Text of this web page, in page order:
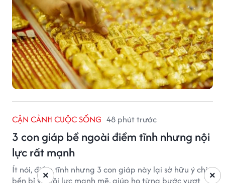
CẬN CẢNH CUỘC SỐNG 48 phút trước
3 con giáp bề ngoài điềm tĩnh nhưng nội
lực rất mạnh
Ít nói, điềm tĩnh nhưng 3 con giáp này lại sở hữu ý chí
bền bỉ và nội lực mạnh mẽ, giúp họ từng bước vượt
×
×